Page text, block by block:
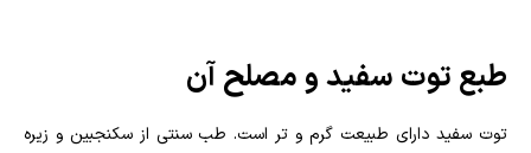
طبع توت سفید و مصلح آن
توت سفید دارای طبیعت گرم و تر است. طب سنتی از سکنجبین و زیره